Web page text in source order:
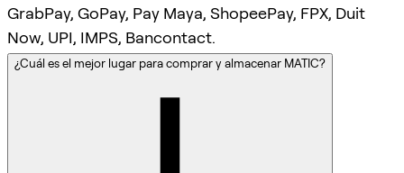
GrabPay, GoPay, Pay Maya, ShopeePay, FPX, Duit
Now, UPI, IMPS, Bancontact.
¿Cuál es el mejor lugar para comprar y almacenar MATIC?